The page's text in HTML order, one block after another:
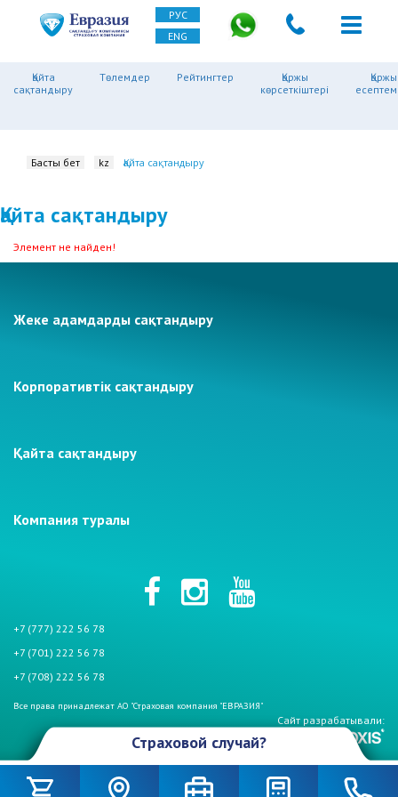
РУС
ENG
Қайта
сақтандыру
Төлемдер Рейтингтер
Қаржы
көрсеткіштері
Қаржы
Басты бет kz Қайта сақтандыру
Қайта сақтандыру
Элемент не найден!
Жеке адамдарды сақтандыру
Корпоративтік сақтандыру
Қайта сақтандыру
Компания туралы
+7 (777) 222 56 78
+7 (701) 222 56 78
+7 (708) 222 56 78
Все права принадлежат АО "Страховая компания "ЕВРАЗИЯ"
Сайт разрабатывали:
Страховой случай?
беспокойтесь, если у Вас страховой полис АО «СК «Евразия». Мы